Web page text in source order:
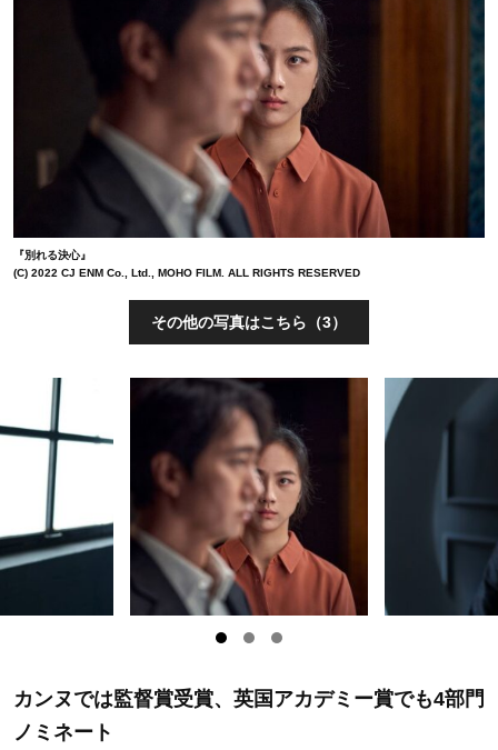
『別れる決心』
(C) 2022 CJ ENM Co., Ltd., MOHO FILM. ALL RIGHTS RESERVED
その他の写真はこちら（3）
カンヌでは監督賞受賞、英国アカデミー賞でも4部門
ノミネート